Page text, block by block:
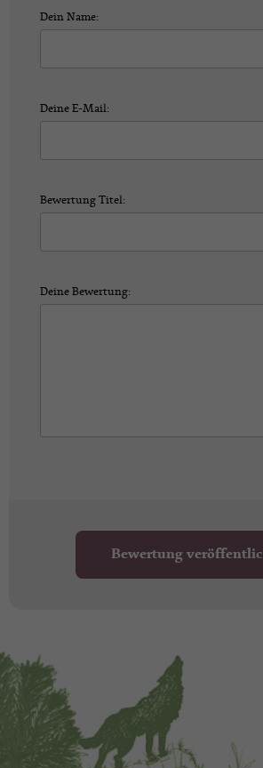
Dein Name:
Deine E-Mail:
Bewertung Titel:
Deine Bewertung:
Bewertung